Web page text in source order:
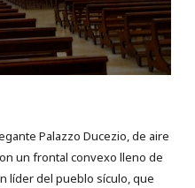
Palazzo Ducezio, de aire
un frontal convexo lleno de
líder del pueblo sículo, que